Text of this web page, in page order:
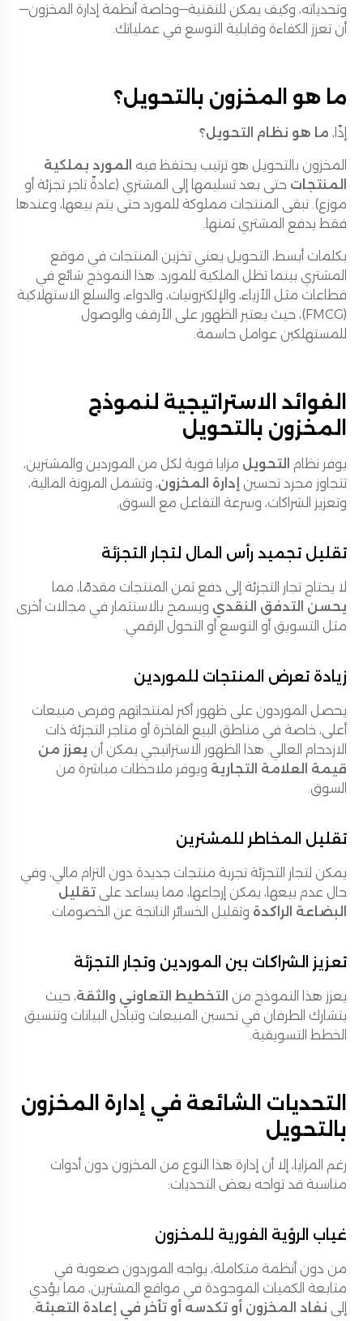
وتحدياته، وكيف يمكن للتقنية—وخاصة أنظمة إدارة المخزون—
أن تعزز الكفاءة وقابلية التوسع في عملياتك.
ما هو المخزون بالتحويل؟
إذًا، ما هو نظام التحويل؟
المخزون بالتحويل هو ترتيب يحتفظ فيه المورد بملكية
المنتجات حتى بعد تسليمها إلى المشتري (عادةً تاجر تجزئة أو
موزع). تبقى المنتجات مملوكة للمورد حتى يتم بيعها، وعندها
فقط يدفع المشتري ثمنها.
بكلمات أبسط، التحويل يعني تخزين المنتجات في موقع
المشتري بينما تظل الملكية للمورد. هذا النموذج شائع في
قطاعات مثل الأزياء، والإلكترونيات، والدواء، والسلع الاستهلاكية
(FMCG)، حيث يعتبر الظهور على الأرفف والوصول
للمستهلكين عوامل حاسمة.
الفوائد الاستراتيجية لنموذج
المخزون بالتحويل
يوفر نظام التحويل مزايا قوية لكل من الموردين والمشترين،
تتجاوز مجرد تحسين إدارة المخزون، وتشمل المرونة المالية،
وتعزيز الشراكات، وسرعة التفاعل مع السوق.
تقليل تجميد رأس المال لتجار التجزئة
لا يحتاج تجار التجزئة إلى دفع ثمن المنتجات مقدمًا، مما
يحسن التدفق النقدي ويسمح بالاستثمار في مجالات أخرى
مثل التسويق أو التوسع أو التحول الرقمي.
زيادة تعرض المنتجات للموردين
يحصل الموردون على ظهور أكبر لمنتجاتهم وفرص مبيعات
أعلى، خاصة في مناطق البيع الفاخرة أو متاجر التجزئة ذات
الازدحام العالي. هذا الظهور الاستراتيجي يمكن أن يعزز من
قيمة العلامة التجارية ويوفر ملاحظات مباشرة من
السوق.
تقليل المخاطر للمشترين
يمكن لتجار التجزئة تجربة منتجات جديدة دون التزام مالي، وفي
حال عدم بيعها، يمكن إرجاعها، مما يساعد على تقليل
البضاعة الراكدة وتقليل الخسائر الناتجة عن الخصومات.
تعزيز الشراكات بين الموردين وتجار التجزئة
يعزز هذا النموذج من التخطيط التعاوني والثقة، حيث
يتشارك الطرفان في تحسين المبيعات وتبادل البيانات وتنسيق
الخطط التسويقية.
التحديات الشائعة في إدارة المخزون
بالتحويل
رغم المزايا، إلا أن إدارة هذا النوع من المخزون دون أدوات
مناسبة قد تواجه بعض التحديات:
غياب الرؤية الفورية للمخزون
من دون أنظمة متكاملة، يواجه الموردون صعوبة في
متابعة الكميات الموجودة في مواقع المشترين، مما يؤدي
إلى نفاد المخزون أو تكدسه أو تأخر في إعادة التعبئة